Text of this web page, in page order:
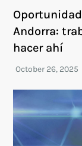
Andorra:
hacer ahí